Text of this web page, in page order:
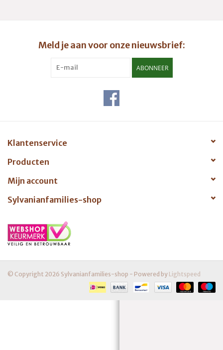
Meld je aan voor onze nieuwsbrief:
ABONNEER
Klantenservice
Producten
Mijn account
Sylvanianfamilies-shop
© Copyright 2026 Sylvanianfamilies-shop - Powered by Lightspeed